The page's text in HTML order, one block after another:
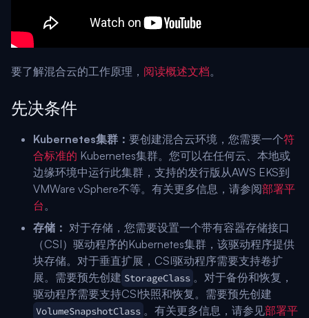
要了解混合云的工作原理， 阅读概述文档。
先决条件
Kubernetes集群： 要创建混合云环境，您需要一个符
合标准的 Kubernetes集群。您可以在任何云、本地或
边缘环境中运行此集群，支持的发行版从AWS EKS到
VMWare vSphere不等。有关更多信息，请参阅部署平
台。
存储： 对于存储，您需要设置一个带有容器存储接口
（CSI）驱动程序的Kubernetes集群，该驱动程序提供
块存储。对于垂直扩展，CSI驱动程序需要支持卷扩
展。需要预先创建 StorageClass 。对于备份和恢复，
驱动程序需要支持CSI快照和恢复。需要预先创建
VolumeSnapshotClass 。有关更多信息，请参见部署平